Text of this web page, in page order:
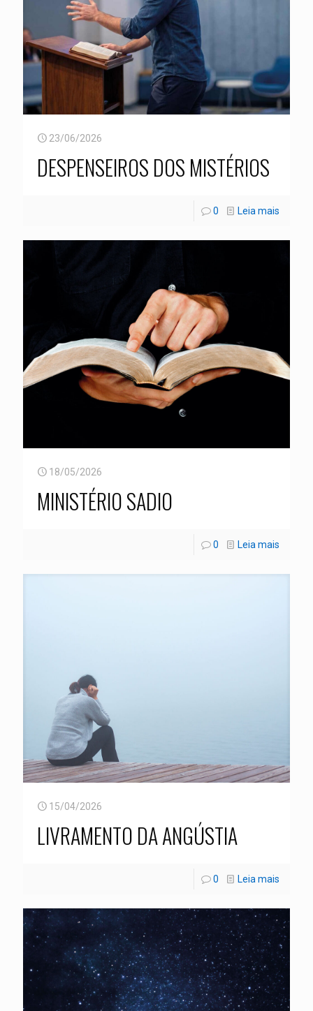
23/06/2026
DESPENSEIROS DOS MISTÉRIOS
0 Leia mais
18/05/2026
MINISTÉRIO SADIO
0 Leia mais
15/04/2026
LIVRAMENTO DA ANGÚSTIA
0 Leia mais